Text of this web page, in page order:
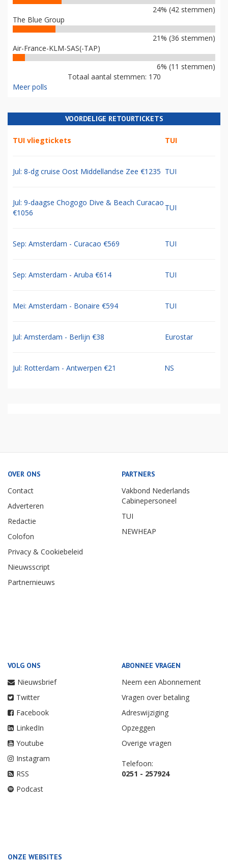
24% (42 stemmen)
The Blue Group
21% (36 stemmen)
Air-France-KLM-SAS(-TAP)
6% (11 stemmen)
Totaal aantal stemmen: 170
Meer polls
VOORDELIGE RETOURTICKETS
TUI vliegtickets TUI
Jul: 8-dg cruise Oost Middellandse Zee €1235 TUI
Jul: 9-daagse Chogogo Dive & Beach Curacao
€1056
TUI
Sep: Amsterdam - Curacao €569 TUI
Sep: Amsterdam - Aruba €614 TUI
Mei: Amsterdam - Bonaire €594 TUI
Jul: Amsterdam - Berlijn €38 Eurostar
Jul: Rotterdam - Antwerpen €21 NS
OVER ONS
Contact
Adverteren
Redactie
Colofon
Privacy & Cookiebeleid
Nieuwsscript
Partnernieuws
PARTNERS
Vakbond Nederlands
Cabinepersoneel
TUI
NEWHEAP
VOLG ONS
Nieuwsbrief
Twitter
Facebook
LinkedIn
Youtube
Instagram
RSS
Podcast
ABONNEE VRAGEN
Neem een Abonnement
Vragen over betaling
Adreswijziging
Opzeggen
Overige vragen
Telefoon:
0251 - 257924
ONZE WEBSITES